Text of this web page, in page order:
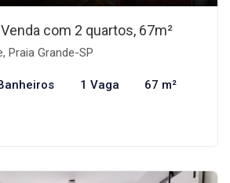
com 2 quartos, 67m²
Praia Grande-SP
1 Vaga 67 m²